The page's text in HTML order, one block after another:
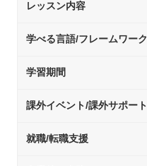
レッスン内容
学べる言語/フレームワーク
学習期間
課外イベント/課外サポート
就職/転職支援